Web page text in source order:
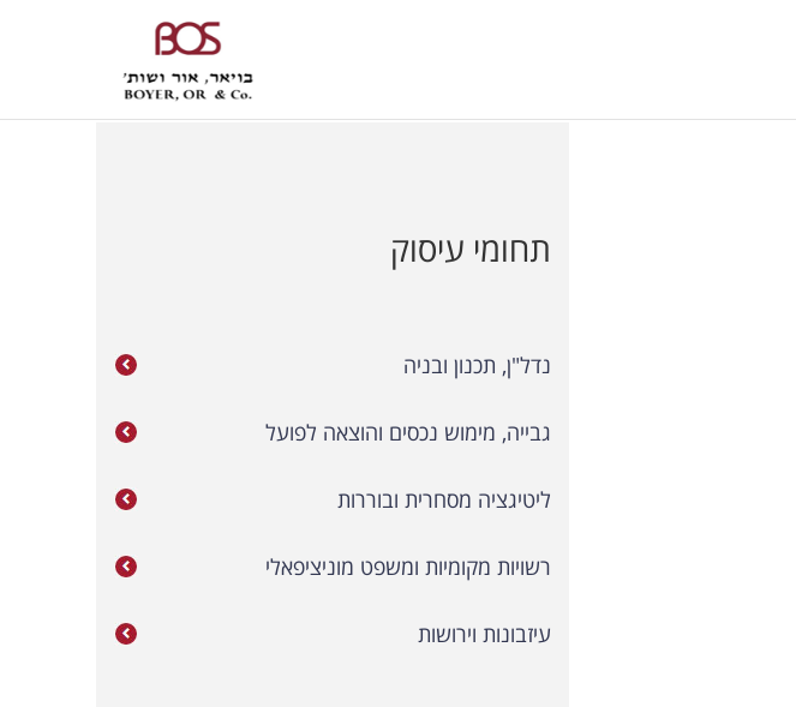
תחומי עיסוק
נדל"ן, תכנון ובניה
גבייה, מימוש נכסים והוצאה לפועל
ליטיגציה מסחרית ובוררות
רשויות מקומיות ומשפט מוניציפאלי
עיזבונות וירושות